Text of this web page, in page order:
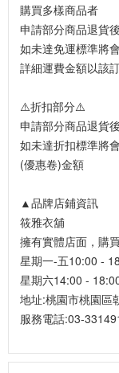
購買多樣商品者
申請部分商品退貨
如未達免運標準將
詳細運費金額以該
⚠️折扣部分⚠️
申請部分商品退貨
如未達折扣標準將
(優惠卷)金額
▲品牌店鋪資訊
筱雅衣舖
擁有實體店面，購
星期一-五10:00 -
星期六14:00 -
地址:桃園市桃園區
服務電話:03-